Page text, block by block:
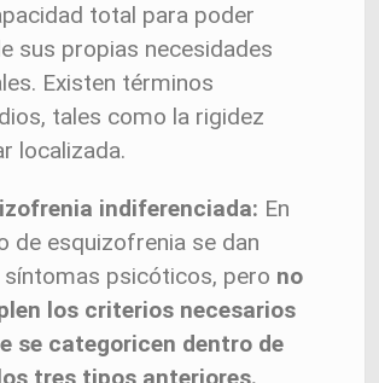
total para poder
sus propias necesidades
Existen términos
tales como la rigidez
localizada.
indiferenciada: En
de esquizofrenia se dan
síntomas psicóticos, pero no
los criterios necesarios
se categoricen dentro de